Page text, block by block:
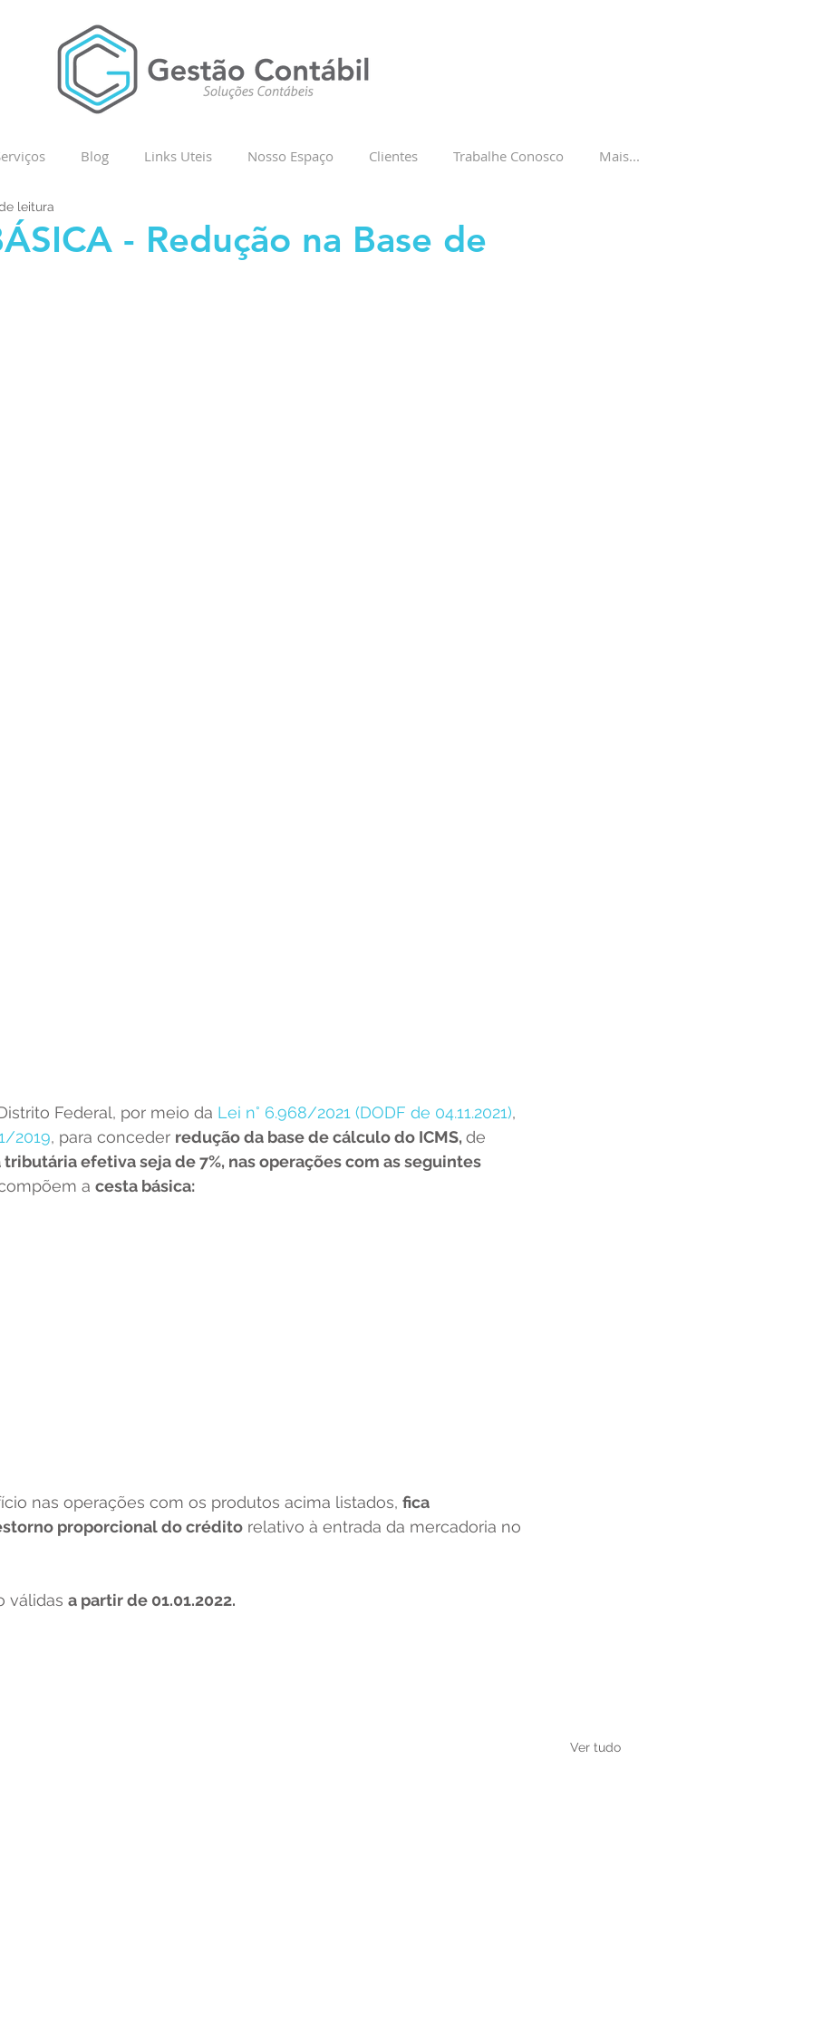
Blog Links Uteis Nosso Espaço Clientes Trabalhe Conosco Mais...
- Redução na Base de
leitura
Federal, por meio da Lei n° 6.968/2021 (DODF de 04.11.2021),
2019, para conceder redução da base de cálculo do ICMS, de
tributária efetiva seja de 7%, nas operações com as seguintes
a cesta básica:
nas operações com os produtos acima listados, fica
proporcional do crédito relativo à entrada da mercadoria no
válidas a partir de 01.01.2022.
Ver tudo